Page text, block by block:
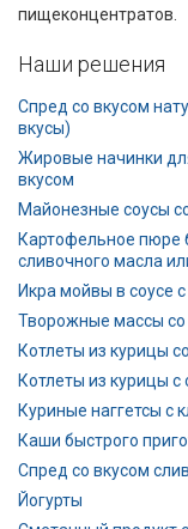
пищеконцентратов.
Наши решения
Cпред со вкусом
вкусы)
Жировые начинки
вкусом
Майонезные соусы
Картофельное пюре
сливочного масла
Икра мойвы в соусе
Творожные массы
Котлеты из курицы
Котлеты из курицы
Куриные наггетсы с
Каши быстрого
Спред со вкусом
Йогурты